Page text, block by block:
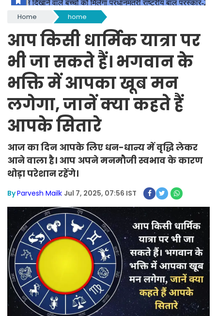
Home home
आप किसी धार्मिक यात्रा पर
भी जा सकते हैं। भगवान के
भक्ति में आपका खूब मन
लगेगा, जानें क्या कहते हैं
आपके सितारे
आज का दिन आपके लिए धन-धान्य में वृद्धि लेकर
आने वाला है। आप अपने मनमौजी स्वभाव के कारण
थोड़ा परेशान रहेंगे।
ByParvesh Mailk Jul 7, 2025, 07:56 IST